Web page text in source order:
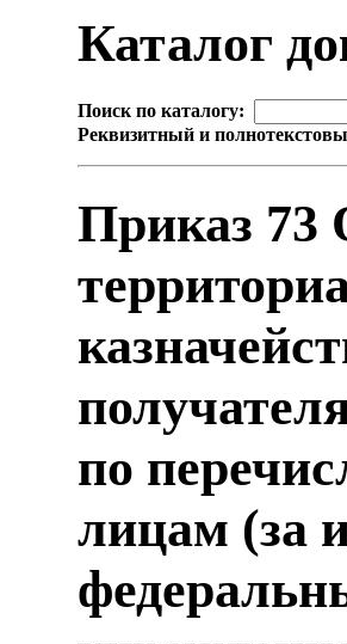
Каталог
Поиск по каталогу:
Реквизитный и
Приказ 73
по
лицам (за